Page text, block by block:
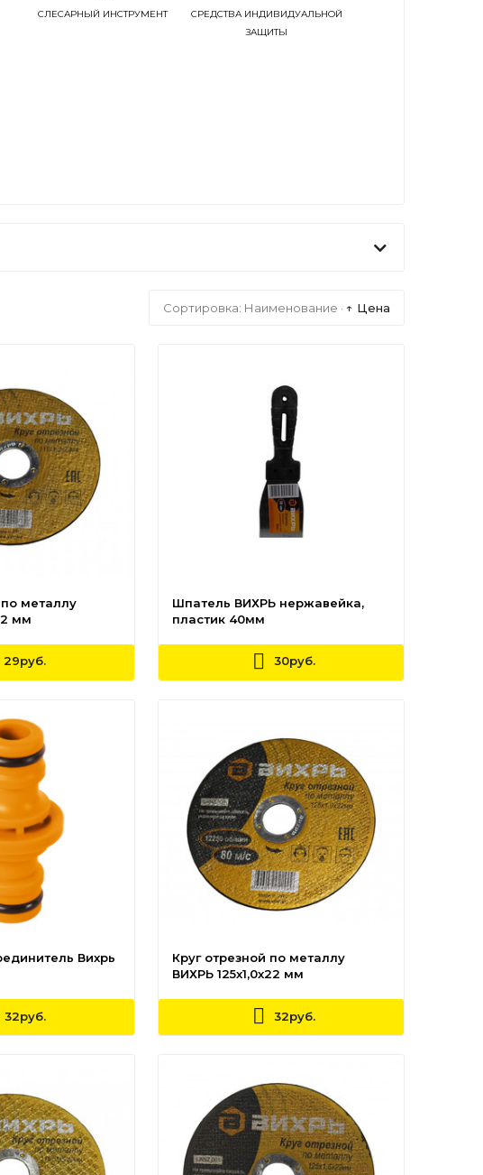
СЛЕСАРНЫЙ ИНСТРУМЕНТ
СРЕДСТВА ИНДИВИДУАЛЬНОЙ
ЗАЩИТЫ
Сортировка: Наименование · ↑ Цена
металлу
мм
29руб.
Шпатель ВИХРЬ нержавейка,
пластик 40мм
30руб.
Вихрь
32руб.
Круг отрезной по металлу
ВИХРЬ 125х1,0х22 мм
32руб.